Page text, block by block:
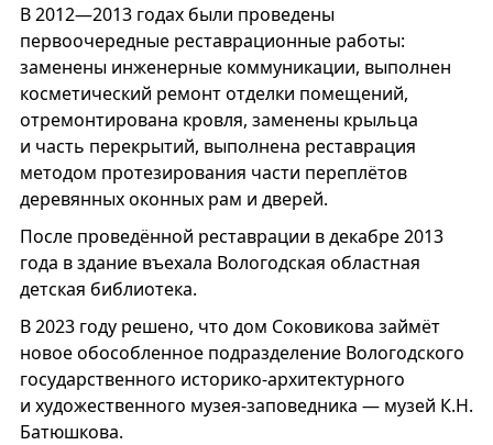
В 2012—2013 годах были проведены
первоочередные реставрационные работы:
заменены инженерные коммуникации, выполнен
косметический ремонт отделки помещений,
отремонтирована кровля, заменены крыльца
и часть перекрытий, выполнена реставрация
методом протезирования части переплётов
деревянных оконных рам и дверей.
После проведённой реставрации в декабре 2013
года в здание въехала Вологодская областная
детская библиотека.
В 2023 году решено, что дом Соковикова займёт
новое обособленное подразделение Вологодского
государственного историко-архитектурного
и художественного музея-заповедника — музей К.Н.
Батюшкова.